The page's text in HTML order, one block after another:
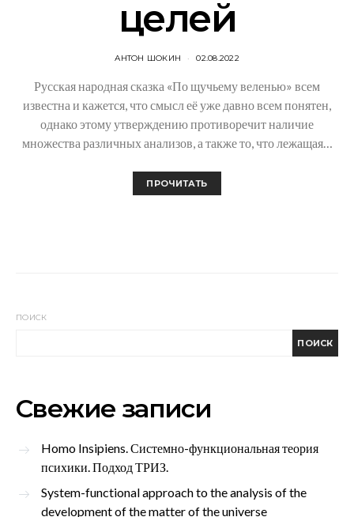
целей
АНТОН ШОКИН 02.08.2022
Русская народная сказка «По щучьему веленью» всем
известна и кажется, что смысл её уже давно всем понятен,
однако этому утверждению противоречит наличие
множества различных анализов, а также то, что лежащая…
ПРОЧИТАТЬ
ПОИСК
ПОИСК
Свежие записи
Homo Insipiens. Системно-функциональная теория
психики. Подход ТРИЗ.
System-functional approach to the analysis of the
development of the matter of the universe